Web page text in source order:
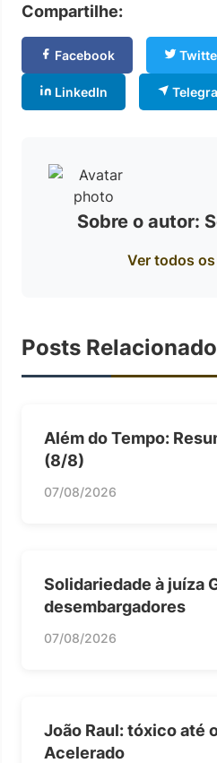
Compartilhe:
Facebook
LinkedIn
Sobre o autor:
Ver todos
Posts
Além do Tempo:
(8/8)
07/08/2026
Solidariedade à juíza
desembargadores
07/08/2026
João Raul: tóxico até
Acelerado